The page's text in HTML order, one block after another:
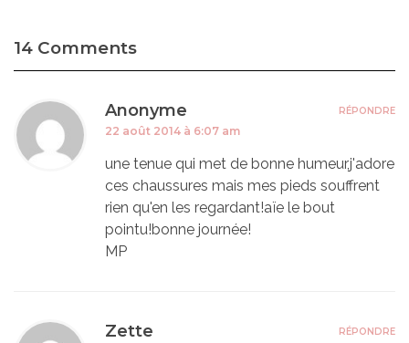
14 Comments
Anonyme
22 août 2014 à 6:07 am
une tenue qui met de bonne humeur,j'adore
ces chaussures mais mes pieds souffrent
rien qu'en les regardant!aïe le bout
pointu!bonne journée!
MP
RÉPONDRE
Zette RÉPONDRE